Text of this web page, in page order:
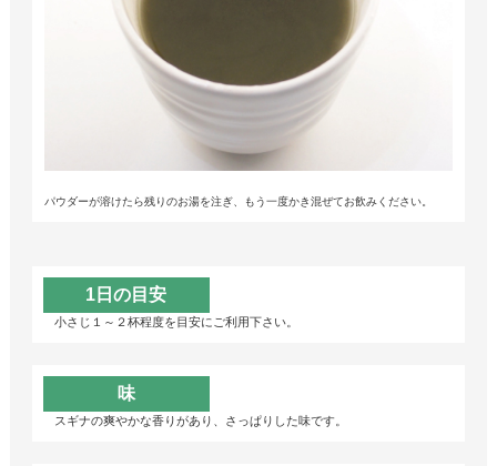
パウダーが溶けたら残りのお湯を注ぎ、もう一度かき混ぜてお飲みください。
1日の目安
小さじ１～２杯程度を目安にご利用下さい。
味
スギナの爽やかな香りがあり、さっぱりした味です。